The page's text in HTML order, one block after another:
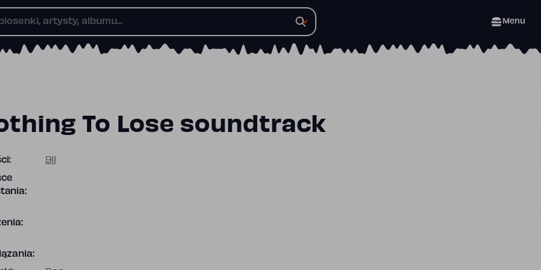
Menu
To Lose soundtrack
911